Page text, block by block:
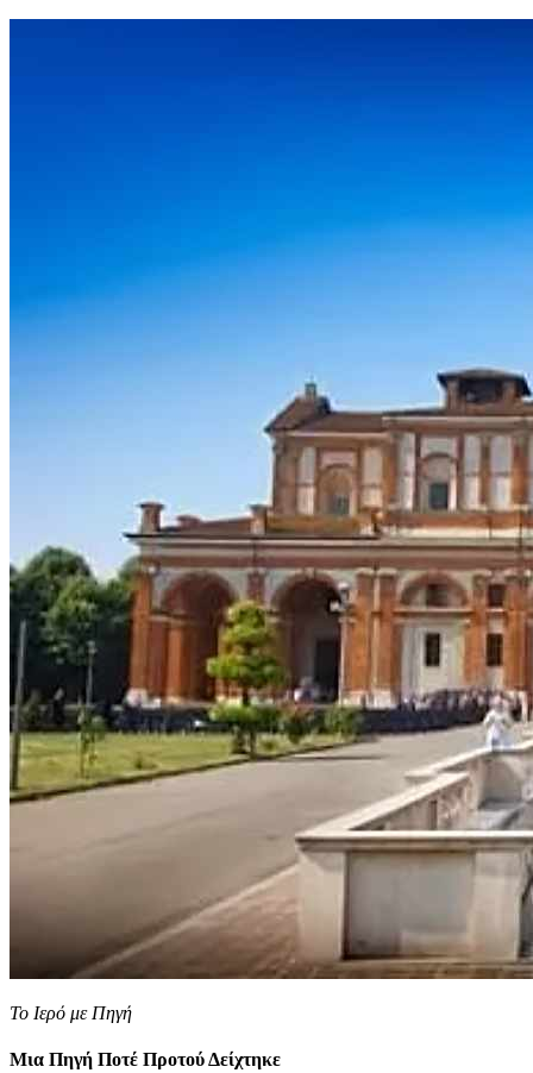
Το Ιερό με Πηγή
Μια Πηγή Ποτέ Προτού Δείχτηκε